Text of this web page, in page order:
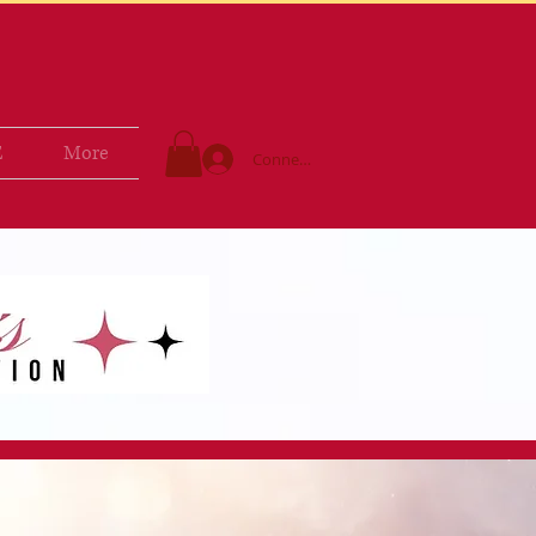
More Connexion